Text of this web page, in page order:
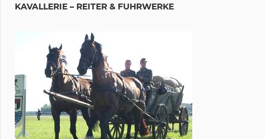
KAVALLERIE – REITER & FUHRWERKE